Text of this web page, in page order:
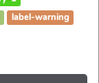
label-warning